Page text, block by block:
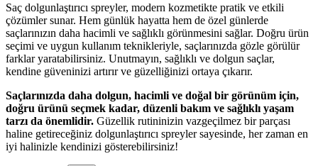
Saç dolgunlaştırıcı spreyler, modern kozmetikte pratik ve etkili
çözümler sunar. Hem günlük hayatta hem de özel günlerde
saçlarınızın daha hacimli ve sağlıklı görünmesini sağlar. Doğru ürün
seçimi ve uygun kullanım teknikleriyle, saçlarınızda gözle görülür
farklar yaratabilirsiniz. Unutmayın, sağlıklı ve dolgun saçlar,
kendine güveninizi artırır ve güzelliğinizi ortaya çıkarır.
Saçlarınızda daha dolgun, hacimli ve doğal bir görünüm için,
doğru ürünü seçmek kadar, düzenli bakım ve sağlıklı yaşam
tarzı da önemlidir. Güzellik rutininizin vazgeçilmez bir parçası
haline getireceğiniz dolgunlaştırıcı spreyler sayesinde, her zaman en
iyi halinizle kendinizi gösterebilirsiniz!